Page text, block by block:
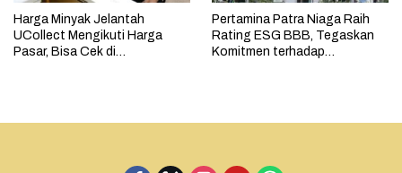
Harga Minyak Jelantah
UCollect Mengikuti Harga
Pasar, Bisa Cek di
Pertamina Patra Niaga Raih
Rating ESG BBB, Tegaskan
Komitmen terhadap